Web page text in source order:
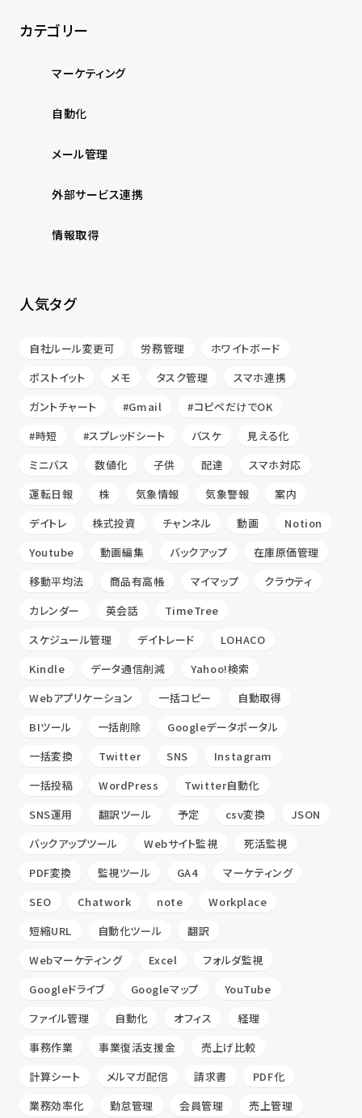
カテゴリー
マーケティング
自動化
メール管理
外部サービス連携
情報取得
人気タグ
自社ルール変更可 労務管理
ホワイトボード
ポストイット
メモ タスク管理
スマホ連携
ガントチャート
#Gmail
#コピペだけでOK
#時短
#スプレッドシート バスケ
見える化
ミニバス
数値化 子供 配達
スマホ対応
運転日報
株 気象情報 気象警報
案内
デイトレ
株式投資 チャンネル 動画
Notion
Youtube
動画編集 バックアップ
在庫原価管理
移動平均法
商品有高帳 マイマップ
クラウティ
カレンダー
英会話
TimeTree
スケジュール管理
デイトレード
LOHACO
Kindle
データ通信削減
Yahoo!検索
Webアプリケーション
一括コピー
自動取得
BIツール
一括削除
Googleデータポータル
一括変換
Twitter SNS
Instagram
一括投稿
WordPress
Twitter自動化
SNS運用
翻訳ツール 予定 csv変換
JSON
バックアップツール
Webサイト監視
死活監視
PDF変換
監視ツール GA4
マーケティング
SEO
Chatwork note
Workplace
短縮URL
自動化ツール
翻訳
Webマーケティング
Excel
フォルダ監視
Googleドライブ
Googleマップ
YouTube
ファイル管理
自動化 オフィス
経理
事務作業
事業復活支援金
売上げ比較
計算シート
メルマガ配信 請求書
PDF化
業務効率化
勤怠管理 会員管理
売上管理